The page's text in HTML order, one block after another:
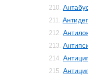
210.
211.
212.
213.
214.
215.